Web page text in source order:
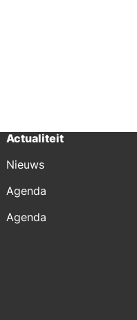
Actualiteit
Nieuws
Agenda
Agenda